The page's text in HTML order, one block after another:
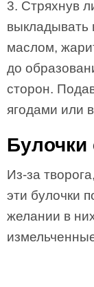
3. Стряхнув
выкладывать
маслом,
до
сторон.
ягодами или
Булочки
Из-за
эти булочки
желании в